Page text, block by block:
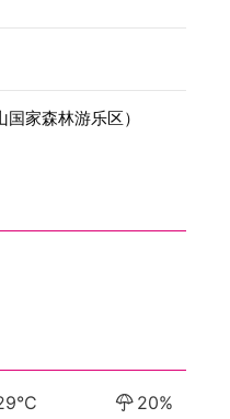
家森林游乐区）
20%